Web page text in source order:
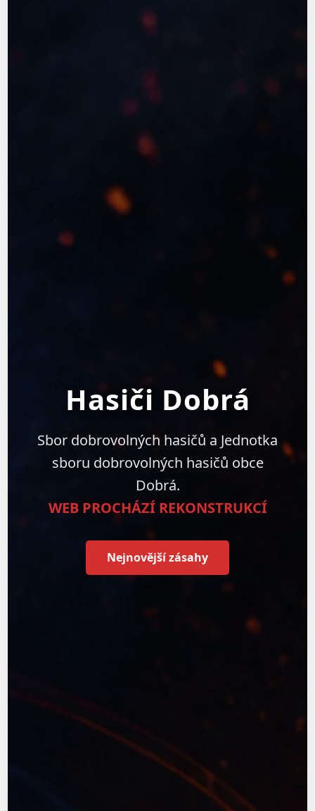
Hasiči Dobrá
Sbor dobrovolných hasičů a Jednotka
sboru dobrovolných hasičů obce
Dobrá.
WEB PROCHÁZÍ REKONSTRUKCÍ
Nejnovější zásahy